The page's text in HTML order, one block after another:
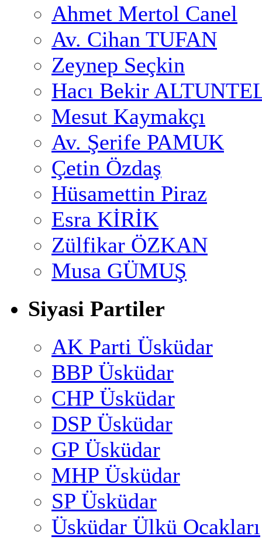
Ahmet Mertol Canel
Av. Cihan TUFAN
Zeynep Seçkin
Hacı Bekir
Mesut Kaymakçı
Av. Şerife PAMUK
Çetin Özdaş
Hüsamettin Piraz
Esra KİRİK
Zülfikar ÖZKAN
Musa GÜMUŞ
Siyasi Partiler
AK Parti Üsküdar
BBP Üsküdar
CHP Üsküdar
DSP Üsküdar
GP Üsküdar
MHP Üsküdar
SP Üsküdar
Üsküdar Ülkü Ocakları